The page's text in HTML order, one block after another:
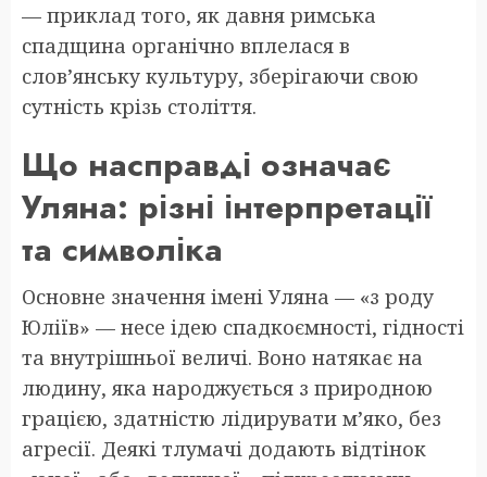
— приклад того, як давня римська
спадщина органічно вплелася в
слов’янську культуру, зберігаючи свою
сутність крізь століття.
Що насправді означає
Уляна: різні інтерпретації
та символіка
Основне значення імені Уляна — «з роду
Юліїв» — несе ідею спадкоємності, гідності
та внутрішньої величі. Воно натякає на
людину, яка народжується з природною
грацією, здатністю лідирувати м’яко, без
агресії. Деякі тлумачі додають відтінок